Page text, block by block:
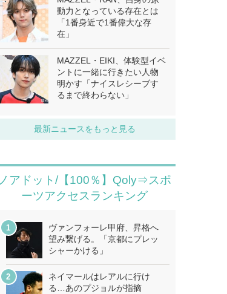
動力となっている存在とは
「1番身近で1番偉大な存
在」
MAZZEL・EIKI、体験型イベ
ントに一緒に行きたい人物
明かす「ナイスレシーブす
るまで終わらない」
最新ニュースをもっと見る
ノアドット/【100％】Qoly⇒スポ
ーツアクセスランキング
ヴァンフォーレ甲府、昇格へ
望み繋げる。「京都にプレッ
シャーかける」
ネイマールはレアルに行け
る…あのプジョルが指摘